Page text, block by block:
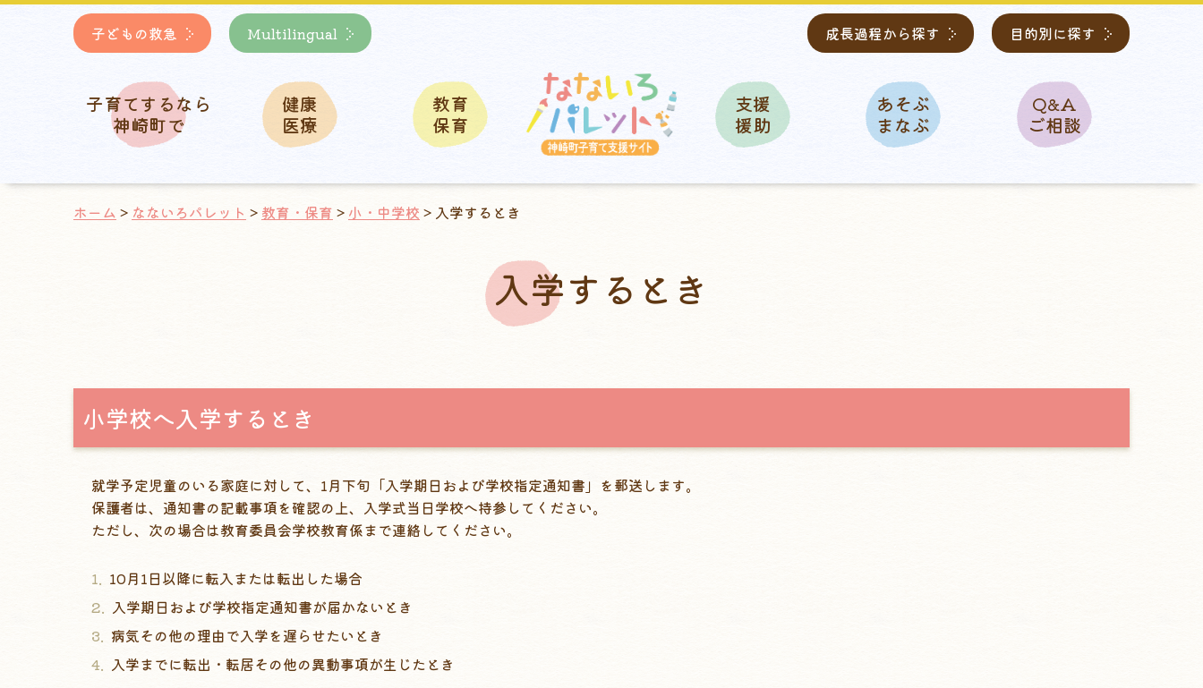
子育てするなら
神崎町で
健康
医療
教育
保育
支援
援助
あそぶ
まなぶ
Q&A
ご相談
子どもの救急 Multilingual 成長過程から探す 目的別に探す
ホーム > なないろパレット > 教育・保育 > 小・中学校 > 入学するとき
入学するとき
小学校へ入学するとき
就学予定児童のいる家庭に対して、1月下旬「入学期日および学校指定通知書」を郵送します。
保護者は、通知書の記載事項を確認の上、入学式当日学校へ持参してください。
ただし、次の場合は教育委員会学校教育係まで連絡してください。
10月1日以降に転入または転出した場合
入学期日および学校指定通知書が届かないとき
病気その他の理由で入学を遅らせたいとき
入学までに転出・転居その他の異動事項が生じたとき